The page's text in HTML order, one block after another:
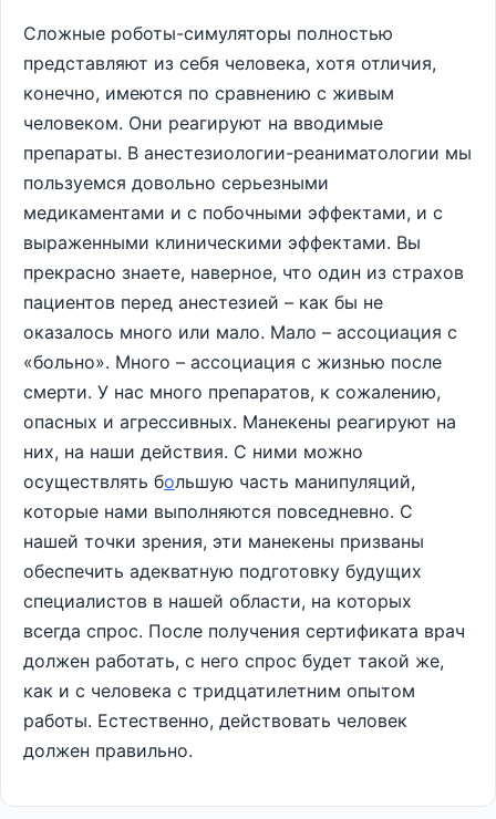
Сложные роботы-симуляторы полностью
представляют из себя человека, хотя отличия,
конечно, имеются по сравнению с живым
человеком. Они реагируют на вводимые
препараты. В анестезиологии-реаниматологии мы
пользуемся довольно серьезными
медикаментами и с побочными эффектами, и с
выраженными клиническими эффектами. Вы
прекрасно знаете, наверное, что один из страхов
пациентов перед анестезией – как бы не
оказалось много или мало. Мало – ассоциация с
«больно». Много – ассоциация с жизнью после
смерти. У нас много препаратов, к сожалению,
опасных и агрессивных. Манекены реагируют на
них, на наши действия. С ними можно
осуществлять большую часть манипуляций,
которые нами выполняются повседневно. С
нашей точки зрения, эти манекены призваны
обеспечить адекватную подготовку будущих
специалистов в нашей области, на которых
всегда спрос. После получения сертификата врач
должен работать, с него спрос будет такой же,
как и с человека с тридцатилетним опытом
работы. Естественно, действовать человек
должен правильно.